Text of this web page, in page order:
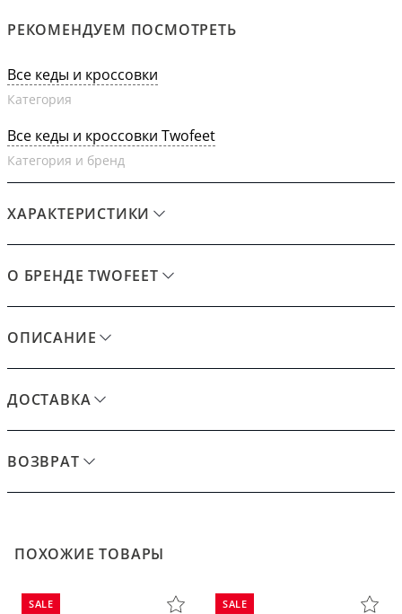
РЕКОМЕНДУЕМ ПОСМОТРЕТЬ
Все кеды и кроссовки
Категория
Все кеды и кроссовки Twofeet
Категория и бренд
ХАРАКТЕРИСТИКИ
О БРЕНДЕ TWOFEET
ОПИСАНИЕ
ДОСТАВКА
ВОЗВРАТ
ПОХОЖИЕ ТОВАРЫ
SALE SALE